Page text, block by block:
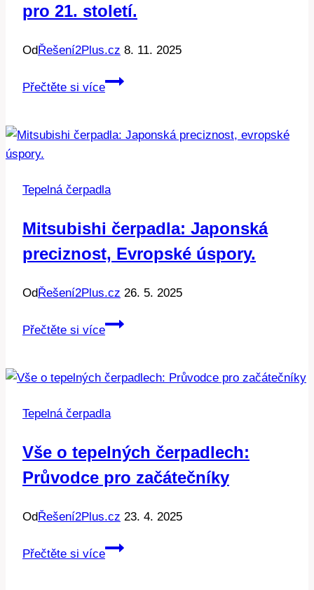
pro 21. století.
OdŘešení2Plus.cz 8. 11. 2025
Přečtěte si více
ČEZ
řešení
století.
Tepelná čerpadla
Mitsubishi čerpadla: Japonská
preciznost, Evropské úspory.
OdŘešení2Plus.cz 26. 5. 2025
Přečtěte si více
Mitsubishi
preciznost,
úspory.
Tepelná čerpadla
Vše o tepelných čerpadlech:
Průvodce pro začátečníky
OdŘešení2Plus.cz 23. 4. 2025
Přečtěte si více
Vše